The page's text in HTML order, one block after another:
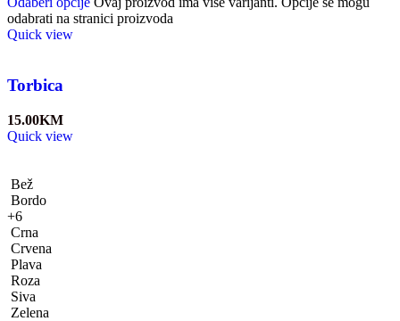
odabrati na stranici proizvoda
Quick view
Torbica
15.00KM
Quick view
Bež
Bordo
+6
Crna
Crvena
Plava
Roza
Siva
Zelena